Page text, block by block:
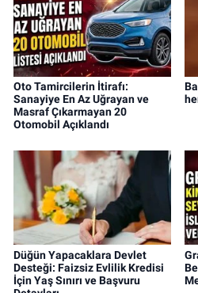
Oto Tamircilerin İtirafı:
Sanayiye En Az Uğrayan ve
Masraf Çıkarmayan 20
Otomobil Açıklandı
Düğün Yapacaklara Devlet
Desteği: Faizsiz Evlilik Kredisi
İçin Yaş Sınırı ve Başvuru